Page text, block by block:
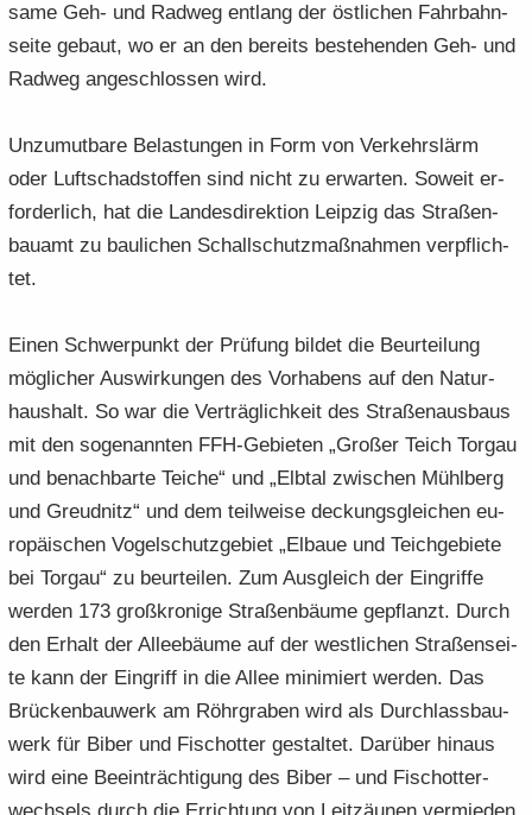
sa­me Geh- und Rad­weg ent­lang der öst­li­chen Fahr­bahn­
sei­te ge­baut, wo er an den be­reits be­stehen­den Geh- und
Rad­weg an­ge­schlos­sen wird.
Un­zu­mut­ba­re Be­las­tun­gen in Form von Ver­kehrs­lärm
oder Luft­schad­stof­fen sind nicht zu er­war­ten. So­weit er­
for­der­lich, hat die Lan­des­di­rek­ti­on Leip­zig das Stra­ßen­
bau­amt zu bau­li­chen Schall­schutz­maß­nah­men ver­pflich­
tet.
Einen Schwer­punkt der Prü­fung bil­det die Be­ur­tei­lung
mög­li­cher Aus­wir­kun­gen des Vor­ha­bens auf den Na­tur­
haus­halt. So war die Ver­träg­lich­keit des Stra­ßen­aus­baus
mit den so­ge­nann­ten FFH-​Gebieten „Gro­ßer Teich Tor­gau
und be­nach­bar­te Tei­che“ und „Elb­tal zwi­schen Mühl­berg
und Greudnitz“ und dem teil­wei­se de­ckungs­glei­chen eu­
ro­päi­schen Vo­gel­schutz­ge­biet „El­baue und Teich­ge­bie­te
bei Tor­gau“ zu be­ur­tei­len. Zum Aus­gleich der Ein­grif­fe
wer­den 173 groß­kro­ni­ge Stra­ßen­bäu­me ge­pflanzt. Durch
den Er­halt der Al­lee­bäu­me auf der west­li­chen Stra­ßen­sei­
te kann der Ein­griff in die Allee mi­ni­miert wer­den. Das
Brü­cken­bau­werk am Röhr­gra­ben wird als Durch­lass­bau­
werk für Biber und Fisch­ot­ter ge­stal­tet. Dar­über hin­aus
wird eine Be­ein­träch­ti­gung des Biber – und Fisch­ot­ter­